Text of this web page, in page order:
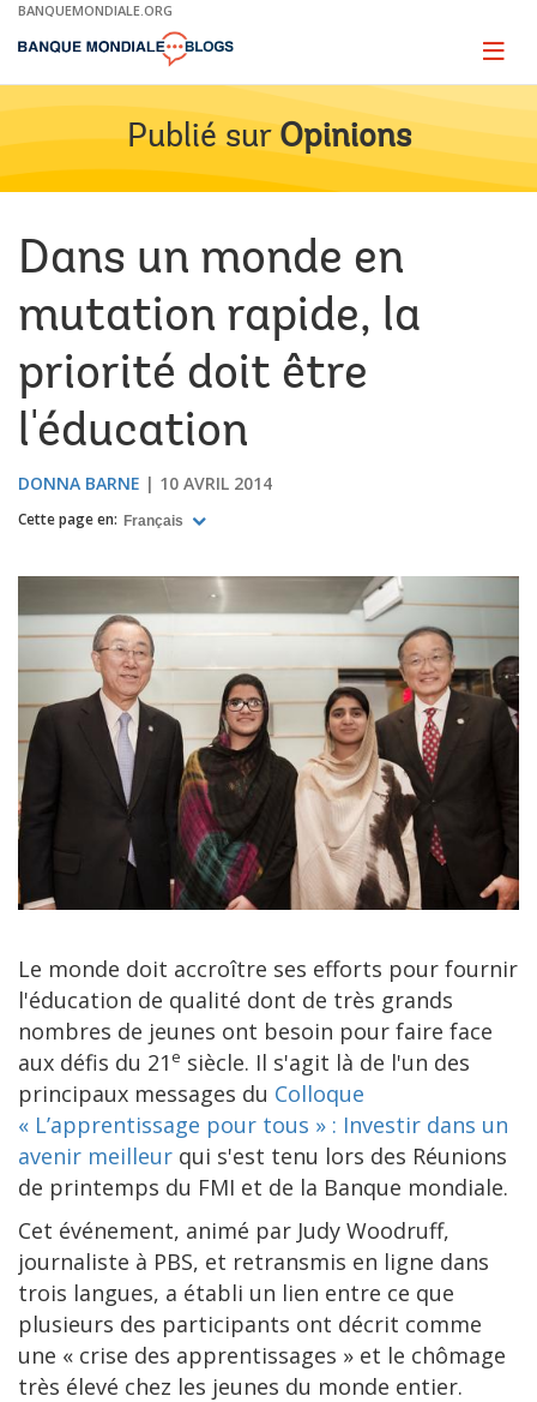
Skip
Main
BANQUEMONDIALE.ORG
Page
Publié sur Opinions
Dans un monde en
mutation rapide, la
priorité doit être
l'éducation
DONNA BARNE 10 AVRIL 2014
Cette page en: Français
Le monde doit accroître ses efforts pour fournir
l'éducation de qualité dont de très grands
nombres de jeunes ont besoin pour faire face
aux défis du 21e siècle. Il s'agit là de l'un des
principaux messages du Colloque
« L’apprentissage pour tous » : Investir dans un
avenir meilleur qui s'est tenu lors des Réunions
de printemps du FMI et de la Banque mondiale.
Cet événement, animé par Judy Woodruff,
journaliste à PBS, et retransmis en ligne dans
trois langues, a établi un lien entre ce que
plusieurs des participants ont décrit comme
une « crise des apprentissages » et le chômage
très élevé chez les jeunes du monde entier.